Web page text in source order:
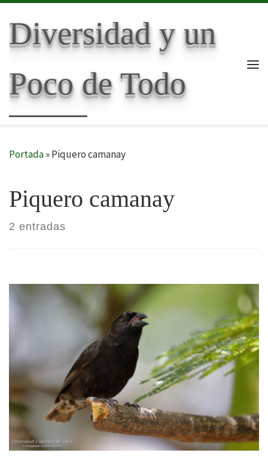
Diversidad y un
Poco de Todo
Portada»Piquero camanay
Piquero camanay
2 entradas